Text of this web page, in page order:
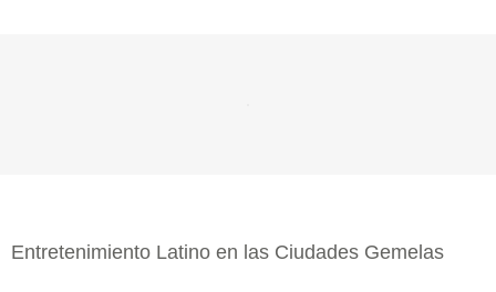
Entretenimiento Latino en las Ciudades Gemelas